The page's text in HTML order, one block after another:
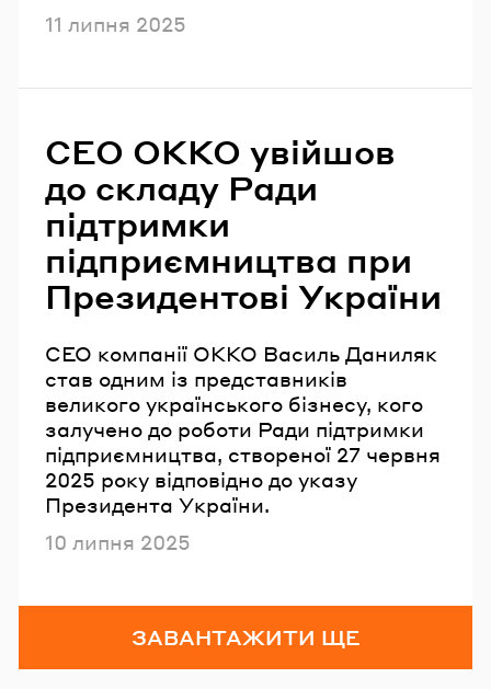
Опубліковано
11 липня 2025
СЕО ОККО увійшов
до складу Ради
підтримки
підприємництва при
Президентові України
СЕО компанії ОККО Василь Даниляк
став одним із представників
великого українського бізнесу, кого
залучено до роботи Ради підтримки
підприємництва, створеної 27 червня
2025 року відповідно до указу
Президента України.
Опубліковано
10 липня 2025
ЗАВАНТАЖИТИ ЩЕ